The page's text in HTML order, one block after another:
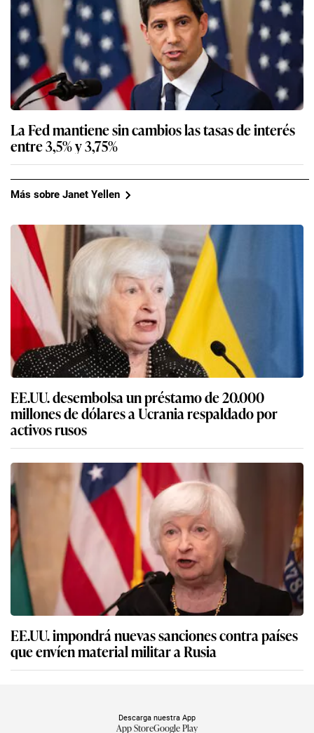
La Fed mantiene sin cambios las tasas de interés
entre 3,5% y 3,75%
Más sobre Janet Yellen
EE.UU. desembolsa un préstamo de 20.000
millones de dólares a Ucrania respaldado por
activos rusos
EE.UU. impondrá nuevas sanciones contra países
que envíen material militar a Rusia
Descarga nuestra App
App StoreGoogle Play